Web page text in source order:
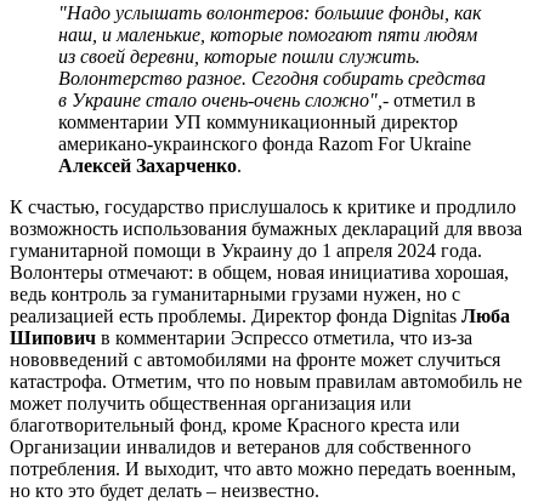
"Надо услышать волонтеров: большие фонды, как
наш, и маленькие, которые помогают пяти людям
из своей деревни, которые пошли служить.
Волонтерство разное. Сегодня собирать средства
в Украине стало очень-очень сложно", - отметил в
комментарии УП коммуникационный директор
американо-украинского фонда Razom For Ukraine
Алексей Захарченко.
К счастью, государство прислушалось к критике и продлило
возможность использования бумажных деклараций для ввоза
гуманитарной помощи в Украину до 1 апреля 2024 года.
Волонтеры отмечают: в общем, новая инициатива хорошая,
ведь контроль за гуманитарными грузами нужен, но с
реализацией есть проблемы. Директор фонда Dignitas Люба
Шипович в комментарии Эспрессо отметила, что из-за
нововведений с автомобилями на фронте может случиться
катастрофа. Отметим, что по новым правилам автомобиль не
может получить общественная организация или
благотворительный фонд, кроме Красного креста или
Организации инвалидов и ветеранов для собственного
потребления. И выходит, что авто можно передать военным,
но кто это будет делать – неизвестно.